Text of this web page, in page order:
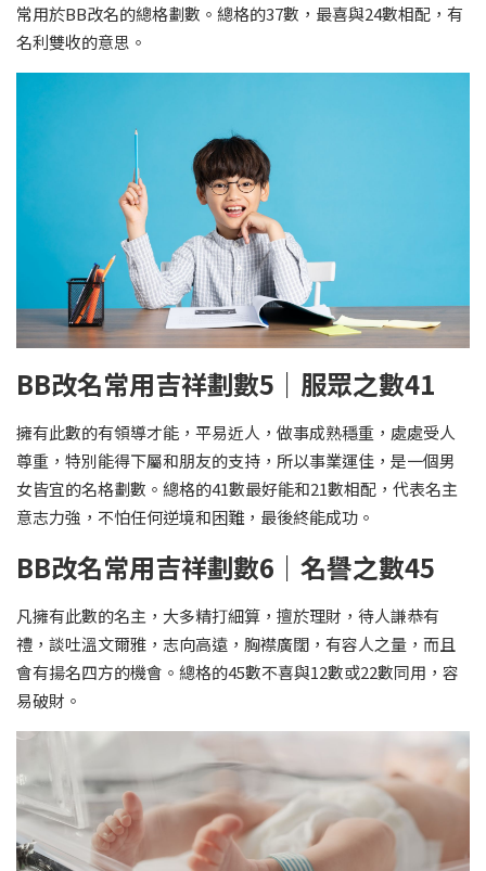
常用於BB改名的總格劃數。總格的37數，最喜與24數相配，有
名利雙收的意思。
BB改名常用吉祥劃數5｜服眾之數41
擁有此數的有領導才能，平易近人，做事成熟穩重，處處受人
尊重，特別能得下屬和朋友的支持，所以事業運佳，是一個男
女皆宜的名格劃數。總格的41數最好能和21數相配，代表名主
意志力強，不怕任何逆境和困難，最後終能成功。
BB改名常用吉祥劃數6｜名譽之數45
凡擁有此數的名主，大多精打細算，擅於理財，待人謙恭有
禮，談吐溫文爾雅，志向高遠，胸襟廣闊，有容人之量，而且
會有揚名四方的機會。總格的45數不喜與12數或22數同用，容
易破財。